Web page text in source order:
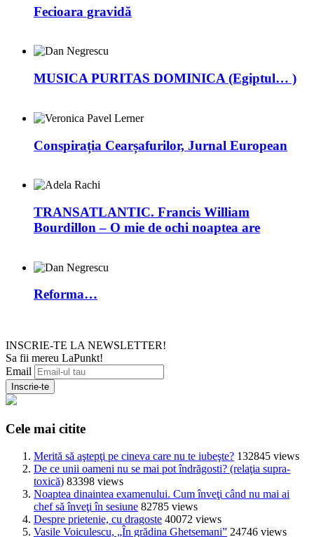
Fecioara gravidă
MUSICA PURITAS DOMINICA (Egiptul… )
Conspirația Cearșafurilor, Jurnal European
TRANSATLANTIC. Francis William
Bourdillon – O mie de ochi noaptea are
Reforma…
INSCRIE-TE LA NEWSLETTER!
Sa fii mereu LaPunkt!
Email
Cele mai citite
Merită să aştepţi pe cineva care nu te iubeşte? 132845 views
De ce unii oameni nu se mai pot îndrăgosti? (relaţia supra-
toxică) 83398 views
Noaptea dinaintea examenului. Cum înveţi când nu mai ai
chef să înveţi în sesiune 82785 views
Despre prietenie, cu dragoste 40072 views
Vasile Voiculescu, „În grădina Ghetsemani” 24746 views